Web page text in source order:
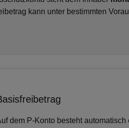
kann unter bestimmten
dem P-Konto besteht automatisch